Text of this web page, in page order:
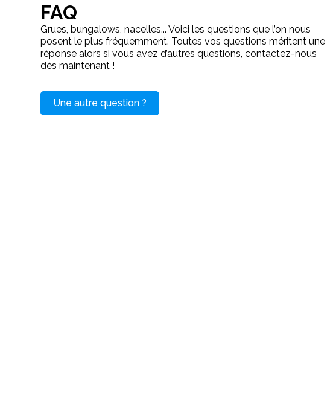
FAQ
Grues, bungalows, nacelles... Voici les questions que l’on nous
posent le plus fréquemment. Toutes vos questions méritent une
réponse alors si vous avez d’autres questions, contactez-nous
dès maintenant !
Une autre question ?